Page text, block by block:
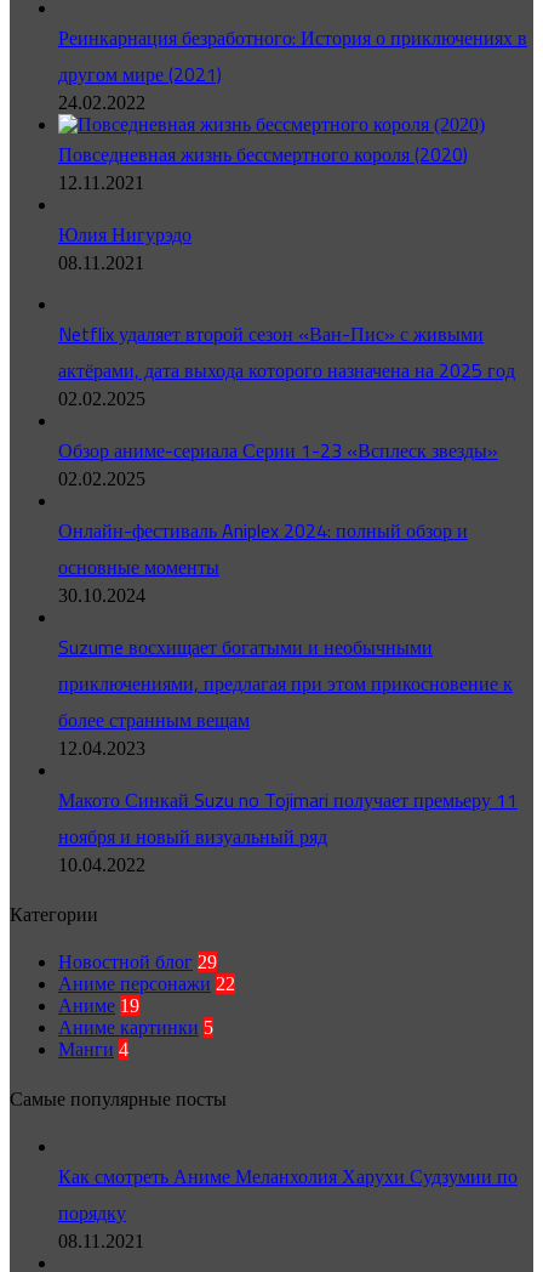
Реинкарнация безработного: История о приключениях в
другом мире (2021)
24.02.2022
Повседневная жизнь бессмертного короля (2020)
12.11.2021
Юлия Нигурэдо
08.11.2021
Netflix удаляет второй сезон «Ван-Пис» с живыми
актёрами, дата выхода которого назначена на 2025 год
02.02.2025
Обзор аниме-сериала Серии 1-23 «Всплеск звезды»
02.02.2025
Онлайн-фестиваль Aniplex 2024: полный обзор и
основные моменты
30.10.2024
Suzume восхищает богатыми и необычными
приключениями, предлагая при этом прикосновение к
более странным вещам
12.04.2023
Макото Синкай Suzu no Tojimari получает премьеру 11
ноября и новый визуальный ряд
10.04.2022
Категории
Новостной блог 29
Аниме персонажи 22
Аниме 19
Аниме картинки 5
Манги 4
Самые популярные посты
Как смотреть Аниме Меланхолия Харухи Судзумии по
порядку
08.11.2021